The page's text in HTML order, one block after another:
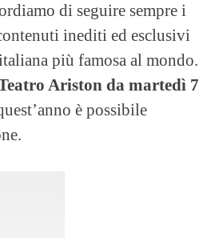
di seguire sempre i
inediti ed esclusivi
più famosa al mondo.
Ariston da martedì 7
è possibile